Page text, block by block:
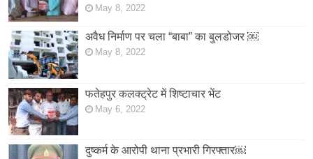
May 8, 2022
अवैध निर्माण पर चला “बाबा” का बुलडोजर ￼
May 8, 2022
फतेहपुर कलक्ट्रेट में शिष्टाचार भेंट
May 6, 2022
दुष्कर्म के आरोपी थाना प्रभारी गिरफ्तार￼